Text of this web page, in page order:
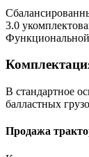
3.0
Функциональной
В стандартное
балластных
Продажа